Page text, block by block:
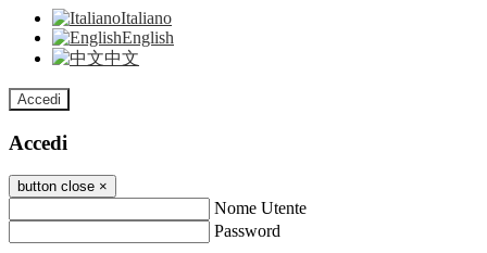
Italiano
English
中文
Accedi
Accedi
button close ×
Nome Utente
Password